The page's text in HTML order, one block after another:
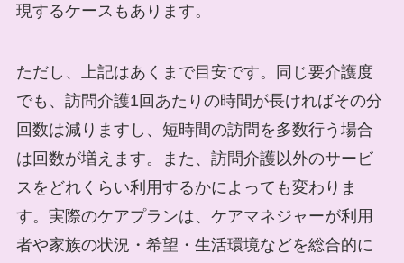
現するケースもあります。
ただし、上記はあくまで目安です。同じ要介護度
でも、訪問介護1回あたりの時間が長ければその分
回数は減りますし、短時間の訪問を多数行う場合
は回数が増えます。また、訪問介護以外のサービ
スをどれくらい利用するかによっても変わりま
す。実際のケアプランは、ケアマネジャーが利用
者や家族の状況・希望・生活環境などを総合的に